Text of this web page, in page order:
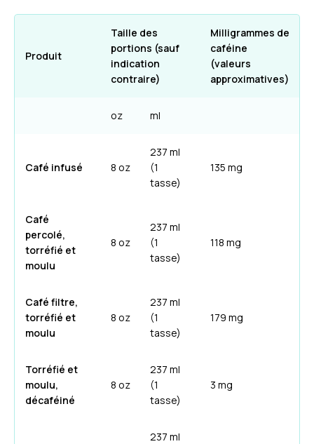
Produit
Taille des
portions (sauf
indication
contraire)
Milligrammes de
caféine
(valeurs
approximatives)
oz ml
Café infusé 8 oz
237 ml
(1
tasse)
135 mg
Café
percolé,
torréfié et
moulu
8 oz
237 ml
(1
tasse)
118 mg
Café filtre,
torréfié et
moulu
8 oz
237 ml
(1
tasse)
179 mg
Torréfié et
moulu,
décaféiné
8 oz
237 ml
(1
tasse)
3 mg
237 ml